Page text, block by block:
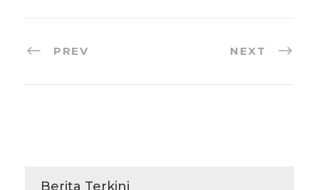
PREV NEXT
Berita Terkini